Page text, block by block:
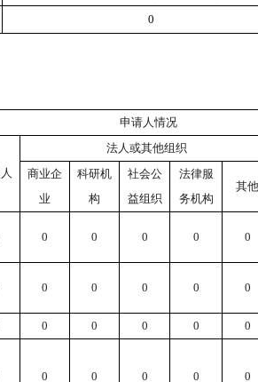
0
申请人情况
法人或其他组织
商业企
业
科研机
构
社会公
益组织
法律服
务机构
其他
0 0 0 0 0
0 0 0 0 0
0 0 0 0
0
0 0 0 0 0